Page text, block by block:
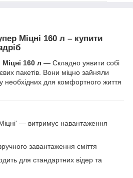
Міцні 160 л – купити
160 л — Складно уявити собі
пакетів. Вони міцно зайняли
необхідних для комфортного життя
— витримує навантаження
завантаження сміття
для стандартних відер та